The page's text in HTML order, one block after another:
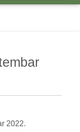
2022.